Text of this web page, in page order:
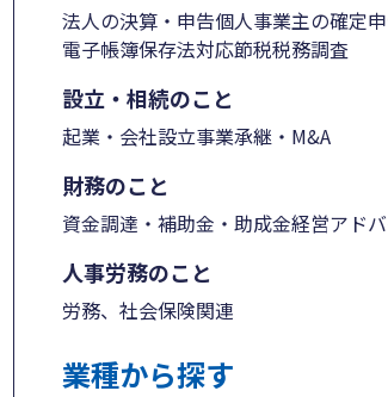
法人の決算・申告個人事業主の確定
電子帳簿保存法対応節税税務調査
設立・相続のこと
起業・会社設立事業承継・M&A
財務のこと
資金調達・補助金・助成金経営アド
人事労務のこと
労務、社会保険関連
業種から探す